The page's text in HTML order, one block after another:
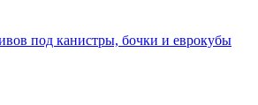
под канистры, бочки и еврокубы